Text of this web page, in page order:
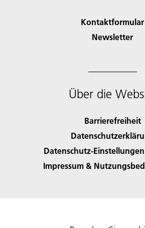
Kontaktformular
Newsletter
Über die
Barrierefreiheit
Datenschutz-
Impressum &